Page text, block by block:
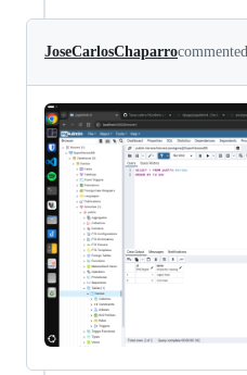
JoseCarlosChaparrocommented